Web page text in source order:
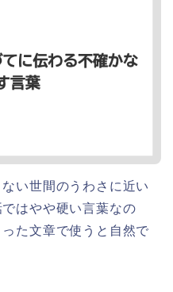
い世間のうわさに近い
はやや硬い言葉なの
た文章で使うと自然で